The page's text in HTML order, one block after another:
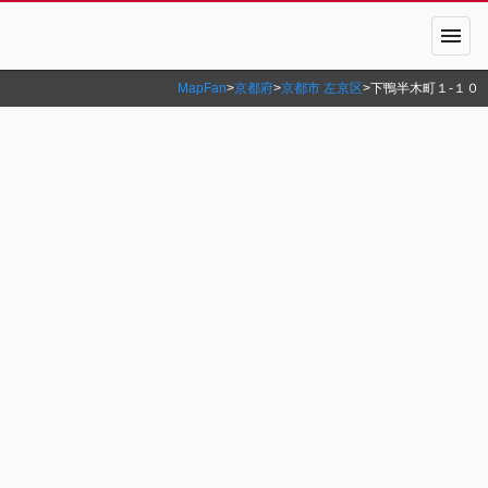
menu
MapFan>京都府>京都市 左京区>下鴨半木町１‐１０